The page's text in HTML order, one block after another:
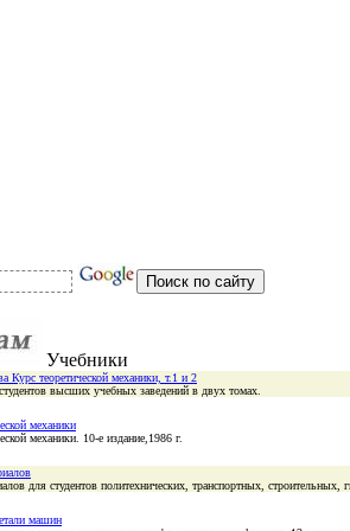
Учебники
теоретической механики, т.1 и 2
высших учебных заведений в двух томах.
механики
механики. 10-е издание,1986 г.
для студентов политехнических, транспортных, строительных,
машин